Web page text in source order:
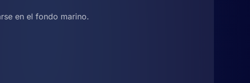
en el fondo marino.